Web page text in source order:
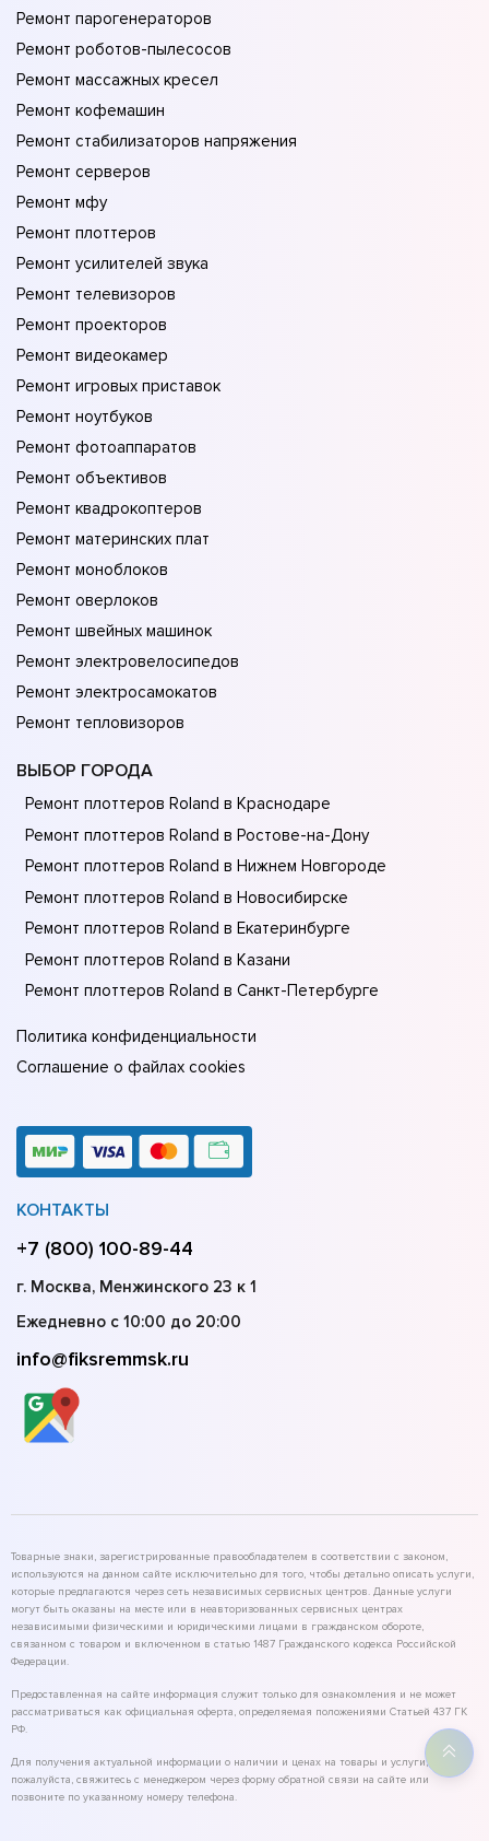
Ремонт парогенераторов
Ремонт роботов-пылесосов
Ремонт массажных кресел
Ремонт кофемашин
Ремонт стабилизаторов напряжения
Ремонт серверов
Ремонт мфу
Ремонт плоттеров
Ремонт усилителей звука
Ремонт телевизоров
Ремонт проекторов
Ремонт видеокамер
Ремонт игровых приставок
Ремонт ноутбуков
Ремонт фотоаппаратов
Ремонт объективов
Ремонт квадрокоптеров
Ремонт материнских плат
Ремонт моноблоков
Ремонт оверлоков
Ремонт швейных машинок
Ремонт электровелосипедов
Ремонт электросамокатов
Ремонт тепловизоров
ВЫБОР ГОРОДА
Ремонт плоттеров Roland в Краснодаре
Ремонт плоттеров Roland в Ростове-на-Донy
Ремонт плоттеров Roland в Нижнем Новгороде
Ремонт плоттеров Roland в Новосибирске
Ремонт плоттеров Roland в Екатеринбурге
Ремонт плоттеров Roland в Казани
Ремонт плоттеров Roland в Санкт-Петербурге
Политика конфиденциальности
Соглашение о файлах cookies
КОНТАКТЫ
+7 (800) 100-89-44
г. Москва, Менжинского 23 к 1
Ежедневно с 10:00 до 20:00
info@fiksremmsk.ru
Товарные знаки, зарегистрированные правообладателем в соответствии с законом,
используются на данном сайте исключительно для того, чтобы детально описать услуги,
которые предлагаются через сеть независимых сервисных центров. Данные услуги
могут быть оказаны на месте или в неавторизованных сервисных центрах
независимыми физическими и юридическими лицами в гражданском обороте,
связанном с товаром и включенном в статью 1487 Гражданского кодекса Российской
Федерации.
Предоставленная на сайте информация служит только для ознакомления и не может
рассматриваться как официальная оферта, определяемая положениями Статьей 437 ГК
РФ.
Для получения актуальной информации о наличии и ценах на товары и услуги,
пожалуйста, свяжитесь с менеджером через форму обратной связи на сайте или
позвоните по указанному номеру телефона.